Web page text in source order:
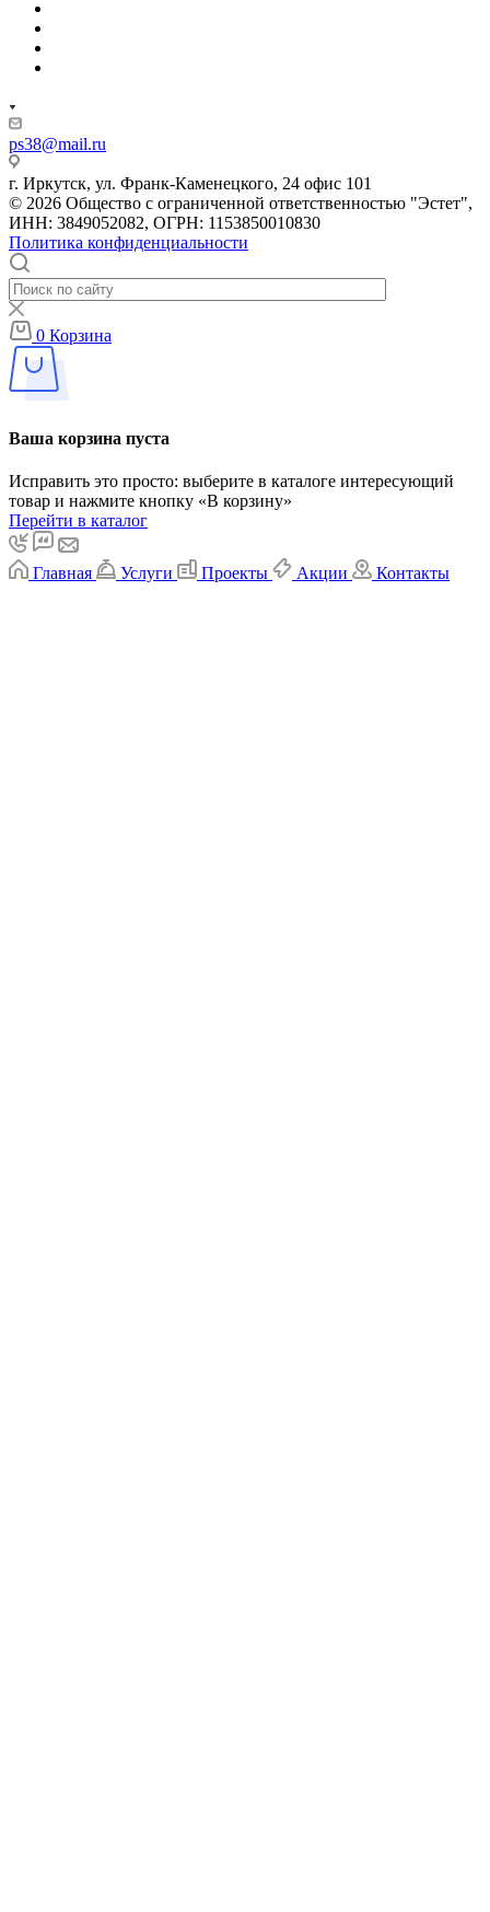
ps38@mail.ru
г. Иркутск, ул. Франк-Каменецкого, 24 офис 101
© 2026 Общество с ограниченной ответственностью "Эстет",
ИНН: 3849052082, ОГРН: 1153850010830
Политика конфиденциальности
0 Корзина
Ваша корзина пуста
Исправить это просто: выберите в каталоге интересующий
товар и нажмите кнопку «В корзину»
Перейти в каталог
Главная Услуги Проекты Акции Контакты